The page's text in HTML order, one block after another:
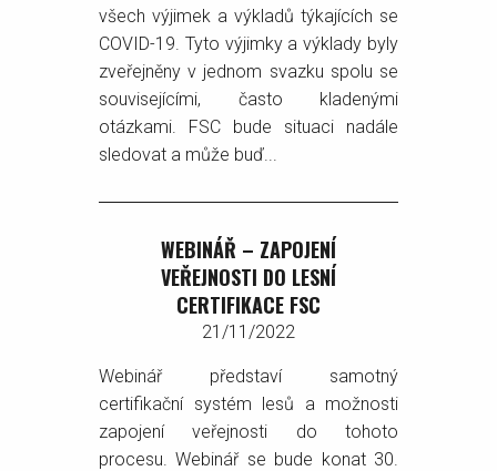
všech výjimek a výkladů týkajících se
COVID-19. Tyto výjimky a výklady byly
zveřejněny v jednom svazku spolu se
souvisejícími, často kladenými
otázkami. FSC bude situaci nadále
sledovat a může buď...
WEBINÁŘ – ZAPOJENÍ
VEŘEJNOSTI DO LESNÍ
CERTIFIKACE FSC
21/11/2022
Webinář představí samotný
certifikační systém lesů a možnosti
zapojení veřejnosti do tohoto
procesu. Webinář se bude konat 30.